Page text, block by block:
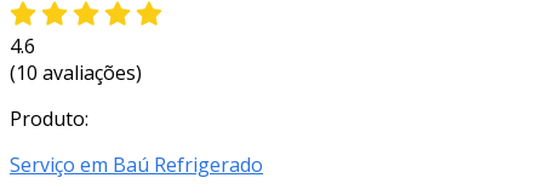
4.6
(10 avaliações)
Produto:
Serviço em Baú Refrigerado